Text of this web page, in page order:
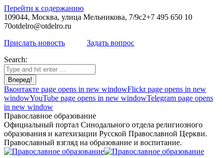
Перейти к содержанию
109044, Москва, улица Мельникова, 7/9с2+7 495 650 10
70otdelro@otdelro.ru
Прислать новость
Задать вопрос
Search:
Вконтакте page opens in new windowFlickr page opens in new
windowYouTube page opens in new windowTelegram page opens
in new window
Православное образование
Официальный портал Синодального отдела религиозного
образования и катехизации Русской Православной Церкви.
Православный взгляд на образование и воспитание.